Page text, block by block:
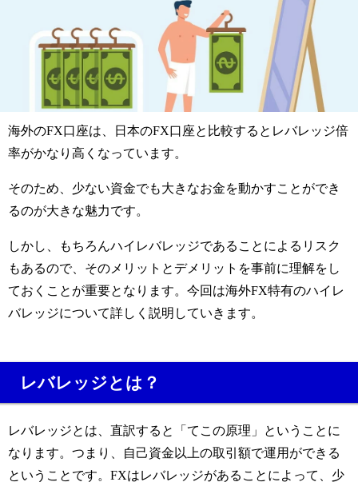
海外のFX口座は、日本のFX口座と比較するとレバレッジ倍
率がかなり高くなっています。
そのため、少ない資金でも大きなお金を動かすことができ
るのが大きな魅力です。
しかし、もちろんハイレバレッジであることによるリスク
もあるので、そのメリットとデメリットを事前に理解をし
ておくことが重要となります。今回は海外FX特有のハイレ
バレッジについて詳しく説明していきます。
レバレッジとは？
レバレッジとは、直訳すると「てこの原理」ということに
なります。つまり、自己資金以上の取引額で運用ができる
ということです。 FXはレバレッジがあることによって、少